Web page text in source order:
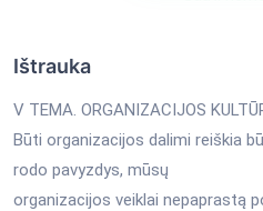
Ištrauka
V TEMA. ORGANIZACIJOS
Būti organizacijos dalimi reiškia
rodo pavyzdys, mūsų
organizacijos veiklai nepaprastą